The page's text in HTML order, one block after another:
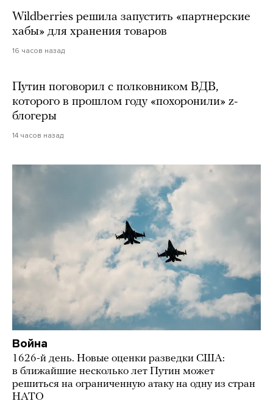
Wildberries решила запустить «партнерские
хабы» для хранения товаров
16 часов назад
Путин поговорил с полковником ВДВ,
которого в прошлом году «похоронили» z-
блогеры
14 часов назад
Война
1626-й день. Новые оценки разведки США:
в ближайшие несколько лет Путин может
решиться на ограниченную атаку на одну из стран
НАТО